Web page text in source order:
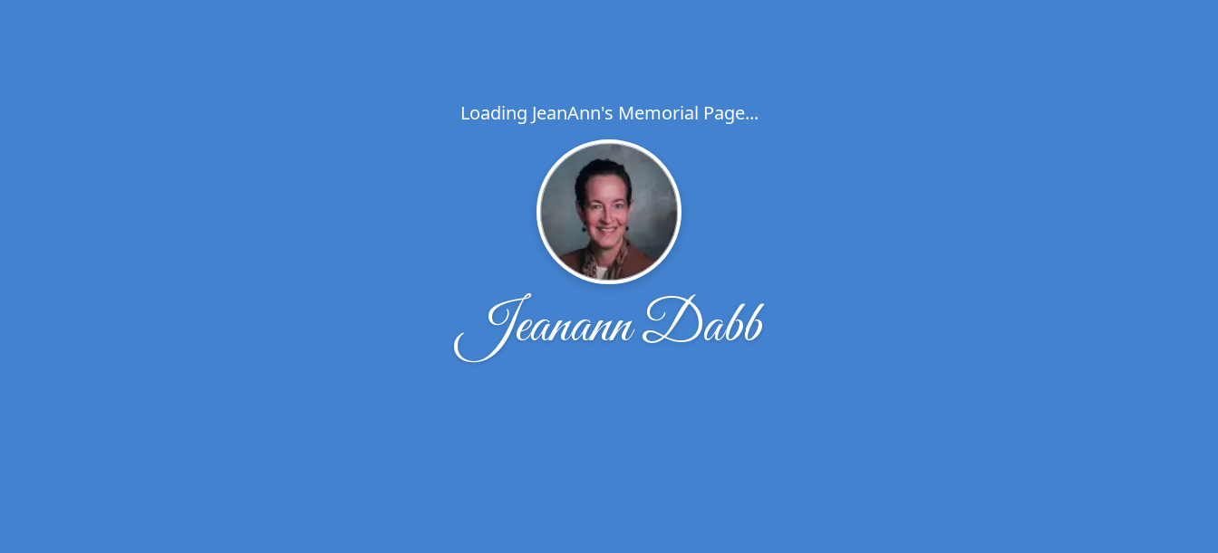
Loading JeanAnn's Memorial Page...
Jeanann Dabb